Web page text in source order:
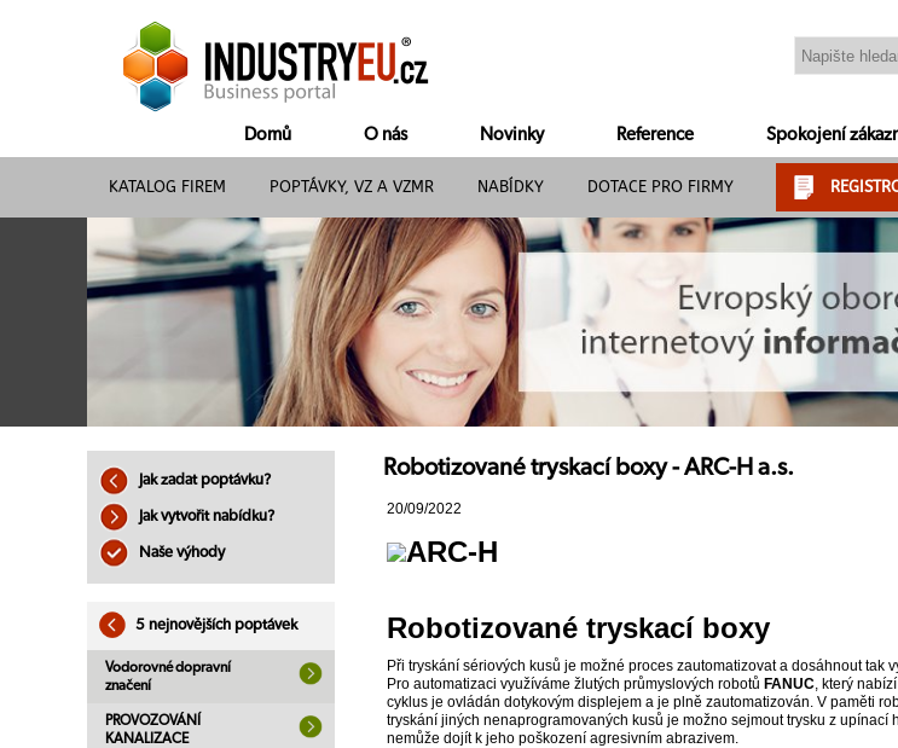
Domů O nás Novinky Reference Spokojení
KATALOG FIREM POPTÁVKY, VZ A VZMR NABÍDKY DOTACE PRO FIRMY
Jak zadat poptávku?
Jak vytvořit nabídku?
Naše výhody
5 nejnovějších poptávek
Vodorovné dopravní
značení
PROVOZOVÁNÍ
KANALIZACE
Robotizované tryskací boxy - ARC-H a.s.
20/09/2022
Robotizované tryskací boxy
Při tryskání sériových kusů je možné proces zautomatizovat a dosáhnout tak
Pro automatizaci využíváme žlutých průmyslových robotů FANUC , který
cyklus je ovládán dotykovým displejem a je plně zautomatizován. V paměti
tryskání jiných nenaprogramovaných kusů je možno sejmout trysku z
nemůže dojít k jeho poškození agresivním abrazivem.